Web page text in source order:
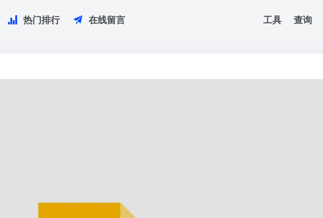
热门排行 在线留言 工具 查询